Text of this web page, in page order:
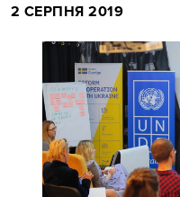
2 СЕРПНЯ 2019